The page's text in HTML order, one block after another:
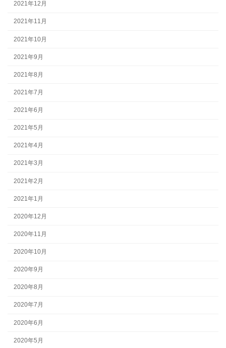
2021年12月
2021年11月
2021年10月
2021年9月
2021年8月
2021年7月
2021年6月
2021年5月
2021年4月
2021年3月
2021年2月
2021年1月
2020年12月
2020年11月
2020年10月
2020年9月
2020年8月
2020年7月
2020年6月
2020年5月